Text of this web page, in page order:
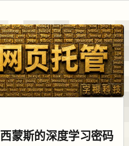
蒙斯的深度学习密码